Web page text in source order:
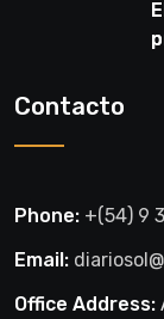
Contacto
Phone: +(54) 9
Email:
Office Address: